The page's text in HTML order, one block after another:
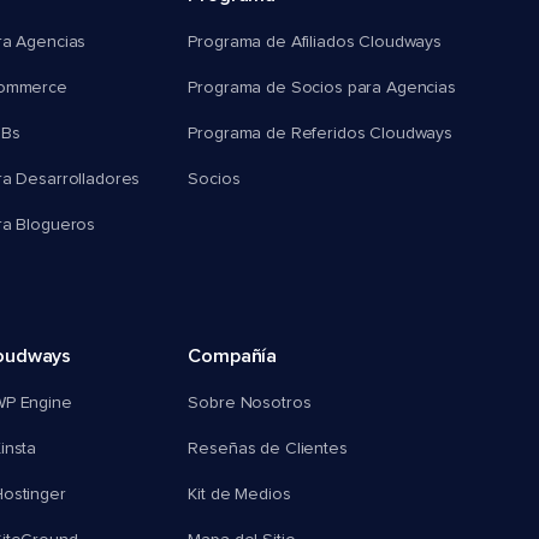
Agencias
Desarrolladores
Blogueros
Programa de Afiliados Cloudways
Programa de Socios para Agencias
Programa de Referidos Cloudways
Socios
Engine
Compañía
Sobre Nosotros
Reseñas de Clientes
Kit de Medios